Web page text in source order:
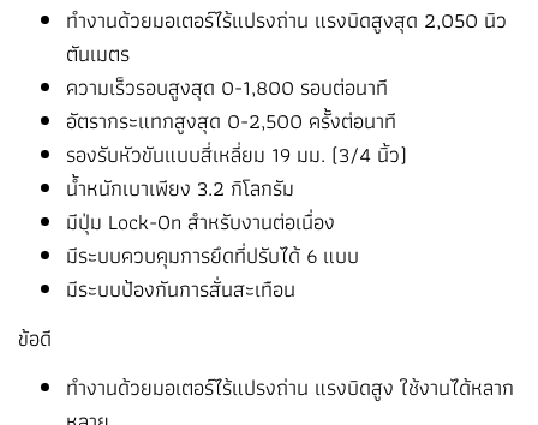
ทำงานด้วยมอเตอร์ไร้แปรงถ่าน แรงบิดสูงสุด 2,050 นิว
ตันเมตร
ความเร็วรอบสูงสุด 0-1,800 รอบต่อนาที
อัตรากระแทกสูงสุด 0-2,500 ครั้งต่อนาที
รองรับหัวขันแบบสี่เหลี่ยม 19 มม. (3/4 นิ้ว)
น้ำหนักเบาเพียง 3.2 กิโลกรัม
มีปุ่ม Lock-On สำหรับงานต่อเนื่อง
มีระบบควบคุมการยึดที่ปรับได้ 6 แบบ
มีระบบป้องกันการสั่นสะเทือน
ข้อดี
ทำงานด้วยมอเตอร์ไร้แปรงถ่าน แรงบิดสูง ใช้งานได้หลาก